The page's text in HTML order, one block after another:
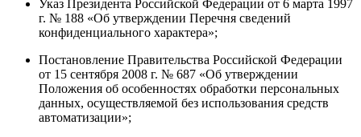
Указ Президента Российской Федерации от 6 марта 1997
г. № 188 «Об утверждении Перечня сведений
конфиденциального характера»;
Постановление Правительства Российской Федерации
от 15 сентября 2008 г. № 687 «Об утверждении
Положения об особенностях обработки персональных
данных, осуществляемой без использования средств
автоматизации»;